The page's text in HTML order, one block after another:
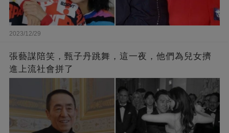
2023/12/29
張藝謀陪笑，甄子丹跳舞，這一夜，他們為兒女擠
進上流社會拼了